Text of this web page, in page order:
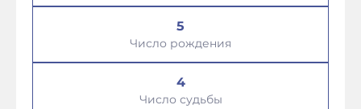
5
Число рождения
4
Число судьбы